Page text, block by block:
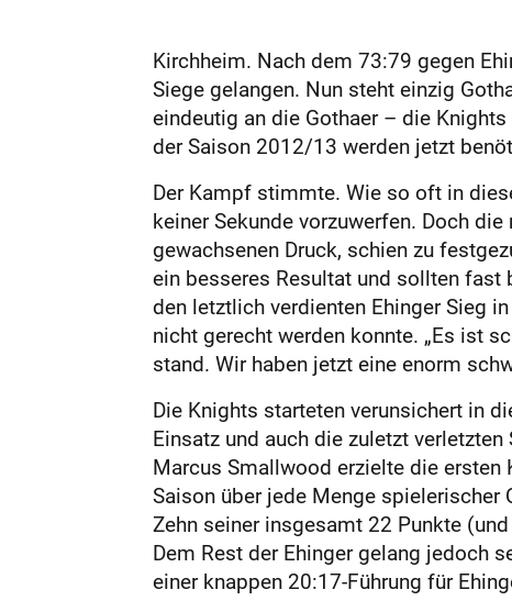
Kirchheim. Nach dem 73:79 gegen
Siege gelangen. Nun steht einzig
eindeutig an die Gothaer – die
der Saison 2012/13 werden jetzt
Der Kampf stimmte. Wie so oft in
keiner Sekunde vorzuwerfen. Doch
gewachsenen Druck, schien zu
ein besseres Resultat und sollten fast
den letztlich verdienten Ehinger Sieg
nicht gerecht werden konnte. „Es ist
stand. Wir haben jetzt eine enorm
Die Knights starteten verunsichert in
Einsatz und auch die zuletzt
Marcus Smallwood erzielte die ersten
Saison über jede Menge
Zehn seiner insgesamt 22 Punkte
Dem Rest der Ehinger gelang jedoch
einer knappen 20:17-Führung für